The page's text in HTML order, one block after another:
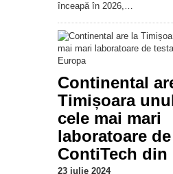
înceapă în 2026,…
Continental
Timișoara
cele mai mari
laboratoare
ContiTech din
23 iulie 2024